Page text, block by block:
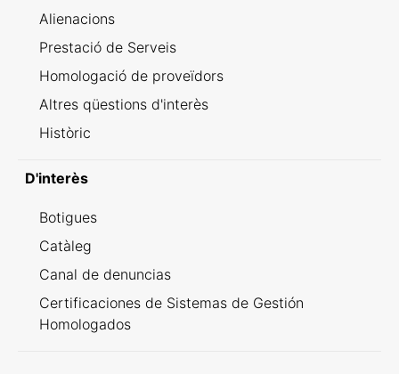
Alienacions
Prestació de Serveis
Homologació de proveïdors
Altres qüestions d'interès
Històric
D'interès
Botigues
Catàleg
Canal de denuncias
Certificaciones de Sistemas de Gestión
Homologados